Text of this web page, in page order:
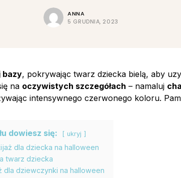
ANNA
5 GRUDNIA, 2023
bazy, pokrywając twarz dziecka bielą, aby
na oczywistych szczegółach – namaluj
intensywnego czerwonego koloru.
dowiesz się: ukryj
dla dziecka na halloween
twarz dziecka
dla dziewczynki na halloween